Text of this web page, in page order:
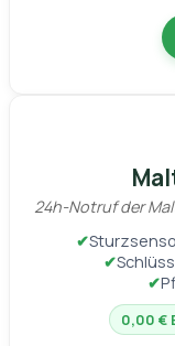
24h-Notruf der
✔
✔
✔
0,00 €